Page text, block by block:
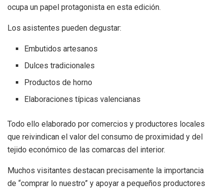
ocupa un papel protagonista en esta edición.
Los asistentes pueden degustar:
Embutidos artesanos
Dulces tradicionales
Productos de horno
Elaboraciones típicas valencianas
Todo ello elaborado por comercios y productores locales
que reivindican el valor del consumo de proximidad y del
tejido económico de las comarcas del interior.
Muchos visitantes destacan precisamente la importancia
de “comprar lo nuestro” y apoyar a pequeños productores